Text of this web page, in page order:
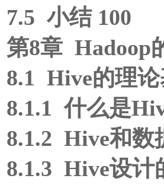
7.5 小结 100
第8章 Hadoop
8.1 Hive的理论
8.1.1 什么是
8.1.2 Hive和数
8.1.3 Hive设计